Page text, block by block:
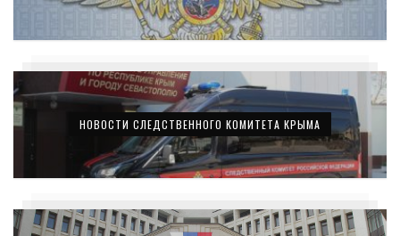
НОВОСТИ СЛЕДСТВЕННОГО КОМИТЕТА КРЫМА